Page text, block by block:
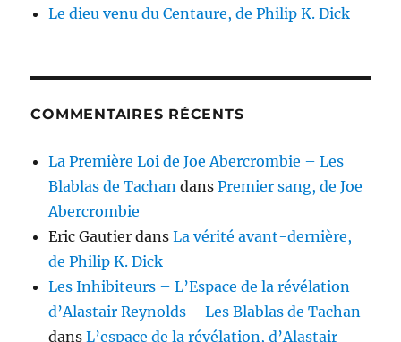
Le dieu venu du Centaure, de Philip K. Dick
COMMENTAIRES RÉCENTS
La Première Loi de Joe Abercrombie – Les
Blablas de Tachan dansPremier sang, de Joe
Abercrombie
Eric Gautier dansLa vérité avant-dernière,
de Philip K. Dick
Les Inhibiteurs – L’Espace de la révélation
d’Alastair Reynolds – Les Blablas de Tachan
dansL’espace de la révélation, d’Alastair